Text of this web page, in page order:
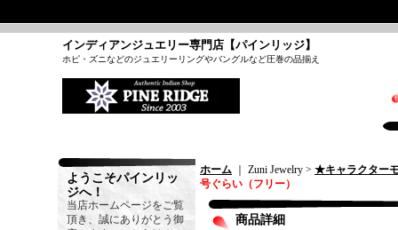
インディアンジュエリー専門店【パインリッジ】
ホピ・ズニなどのジュエリーリングやバングルなど圧巻の品揃え
ようこそパインリッ
ジへ！
当店ホームページをご覧
頂き、誠にありがとう御
ホーム ｜ Zuni Jewelry > ★キャラクター
号ぐらい（フリー）
商品詳細